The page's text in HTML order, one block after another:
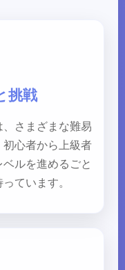
挑戦
さまざまな難易
初心者から上級者
ルを進めるごと
ています。